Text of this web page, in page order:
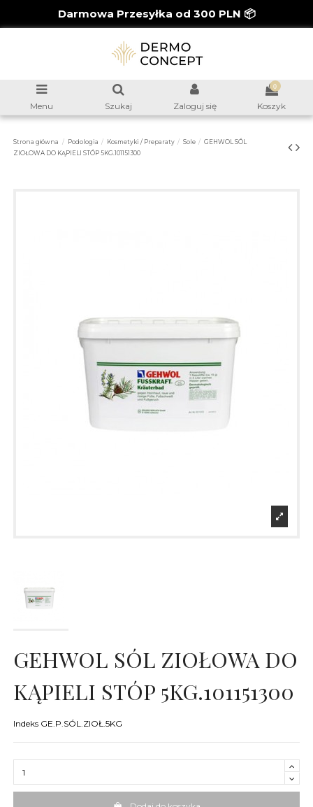
Darmowa Przesyłka od 300 PLN 📦
Menu Szukaj Zaloguj się
0
Koszyk
Strona główna Podologia Kosmetyki / Preparaty Sole
GEHWOL SÓL
ZIOŁOWA DO KĄPIELI STÓP 5KG.101151300
GEHWOL SÓL ZIOŁOWA DO
KĄPIELI STÓP 5KG.101151300
Indeks GE.P.SÓL.ZIOŁ.5KG